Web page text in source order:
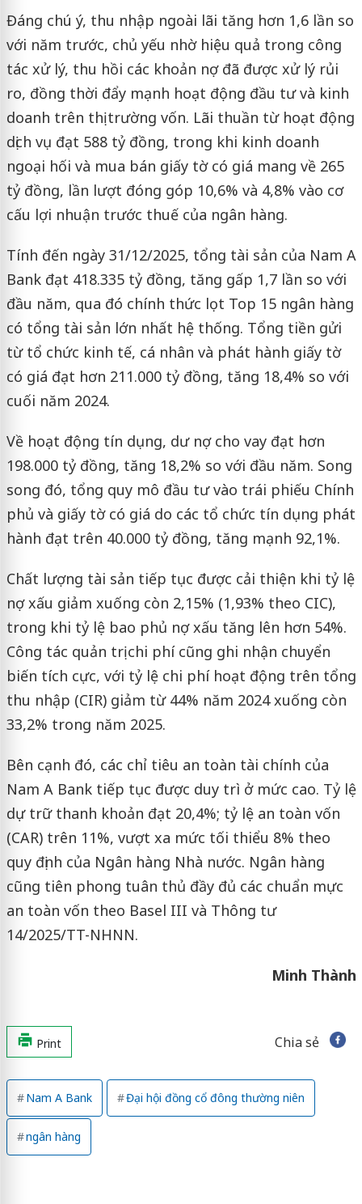
Đáng chú ý, thu nhập ngoài lãi tăng hơn 1,6 lần so
với năm trước, chủ yếu nhờ hiệu quả trong công
tác xử lý, thu hồi các khoản nợ đã được xử lý rủi
ro, đồng thời đẩy mạnh hoạt động đầu tư và kinh
doanh trên thị trường vốn. Lãi thuần từ hoạt động
dịch vụ đạt 588 tỷ đồng, trong khi kinh doanh
ngoại hối và mua bán giấy tờ có giá mang về 265
tỷ đồng, lần lượt đóng góp 10,6% và 4,8% vào cơ
cấu lợi nhuận trước thuế của ngân hàng.
Tính đến ngày 31/12/2025, tổng tài sản của Nam A
Bank đạt 418.335 tỷ đồng, tăng gấp 1,7 lần so với
đầu năm, qua đó chính thức lọt Top 15 ngân hàng
có tổng tài sản lớn nhất hệ thống. Tổng tiền gửi
từ tổ chức kinh tế, cá nhân và phát hành giấy tờ
có giá đạt hơn 211.000 tỷ đồng, tăng 18,4% so với
cuối năm 2024.
Về hoạt động tín dụng, dư nợ cho vay đạt hơn
198.000 tỷ đồng, tăng 18,2% so với đầu năm. Song
song đó, tổng quy mô đầu tư vào trái phiếu Chính
phủ và giấy tờ có giá do các tổ chức tín dụng phát
hành đạt trên 40.000 tỷ đồng, tăng mạnh 92,1%.
Chất lượng tài sản tiếp tục được cải thiện khi tỷ lệ
nợ xấu giảm xuống còn 2,15% (1,93% theo CIC),
trong khi tỷ lệ bao phủ nợ xấu tăng lên hơn 54%.
Công tác quản trị chi phí cũng ghi nhận chuyển
biến tích cực, với tỷ lệ chi phí hoạt động trên tổng
thu nhập (CIR) giảm từ 44% năm 2024 xuống còn
33,2% trong năm 2025.
Bên cạnh đó, các chỉ tiêu an toàn tài chính của
Nam A Bank tiếp tục được duy trì ở mức cao. Tỷ lệ
dự trữ thanh khoản đạt 20,4%; tỷ lệ an toàn vốn
(CAR) trên 11%, vượt xa mức tối thiểu 8% theo
quy định của Ngân hàng Nhà nước. Ngân hàng
cũng tiên phong tuân thủ đầy đủ các chuẩn mực
an toàn vốn theo Basel III và Thông tư
14/2025/TT-NHNN.
Minh Thành
Print Chia sẻ
Nam A Bank Đại hội đồng cổ đông thường niên
ngân hàng